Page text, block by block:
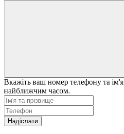
Вкажіть ваш номер телефону та
найближчим часом.
Надіслати